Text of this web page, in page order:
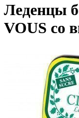
Леденцы
VOUS со